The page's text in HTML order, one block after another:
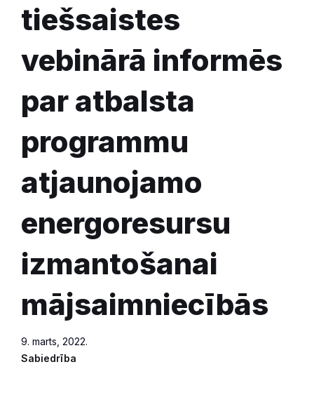
tiešsaistes
vebinārā informēs
par atbalsta
programmu
atjaunojamo
energoresursu
izmantošanai
mājsaimniecībās
9. marts, 2022.
Sabiedrība